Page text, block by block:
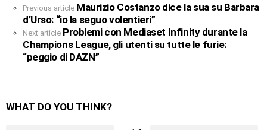
See
more
Previous article Maurizio Costanzo dice la sua su Barbara
d’Urso: “io la seguo volentieri”
Next article Problemi con Mediaset Infinity durante la
Champions League, gli utenti su tutte le furie:
“peggio di DAZN”
WHAT DO YOU THINK?